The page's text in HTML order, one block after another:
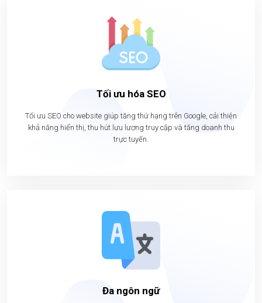
Tối ưu hóa SEO
Tối ưu SEO cho website giúp tăng thứ hạng trên Google, cải thiện
khả năng hiển thị, thu hút lưu lượng truy cập và tăng doanh thu
trực tuyến.
Đa ngôn ngữ